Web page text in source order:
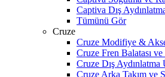
Captiva Dış
Tümünü Gör
Cruze
Cruze Modifiye &
Cruze Fren Balatası
Cruze Dış Aydınlatma
Cruze Arka Takım ve